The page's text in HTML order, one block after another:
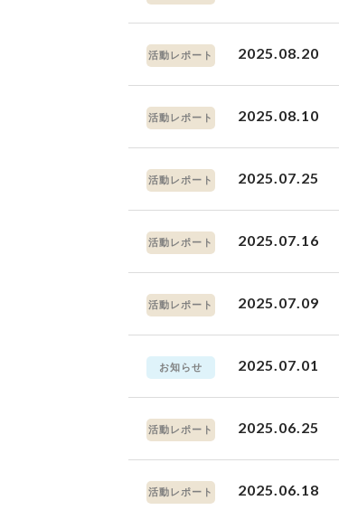
活動レポート 2025.08.20
活動レポート 2025.08.10
活動レポート 2025.07.25
活動レポート 2025.07.16
活動レポート 2025.07.09
お知らせ 2025.07.01
活動レポート 2025.06.25
活動レポート 2025.06.18